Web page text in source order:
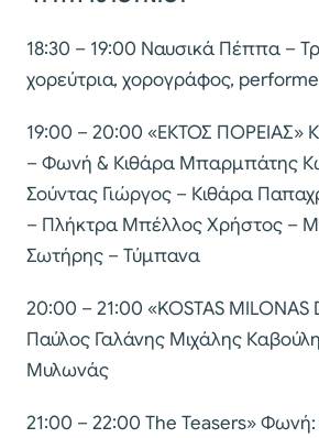
18:30 – 19:00 Ναυσικά Πέππα –
χορεύτρια, χορογράφος,
19:00 – 20:00 «ΕΚΤΟΣ ΠΟΡΕΙΑΣ»
– Φωνή & Κιθάρα Μπαρµπάτης
Σούντας Γιώργος – Κιθάρα
– Πλήκτρα Μπέλλος Χρήστος –
Σωτήρης – Τύµπανα
20:00 – 21:00 «KOSTAS
Παύλος Γαλάνης Μιχάλης
Μυλωνάς
21:00 – 22:00 The Teasers» Φωνή: